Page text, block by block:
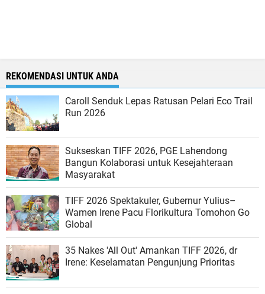
REKOMENDASI UNTUK ANDA
Caroll Senduk Lepas Ratusan Pelari Eco Trail
Run 2026
Sukseskan TIFF 2026, PGE Lahendong
Bangun Kolaborasi untuk Kesejahteraan
Masyarakat
TIFF 2026 Spektakuler, Gubernur Yulius–
Wamen Irene Pacu Florikultura Tomohon Go
Global
35 Nakes 'All Out' Amankan TIFF 2026, dr
Irene: Keselamatan Pengunjung Prioritas